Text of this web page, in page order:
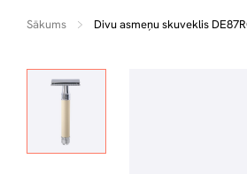
Sākums Divu asmeņu skuveklis